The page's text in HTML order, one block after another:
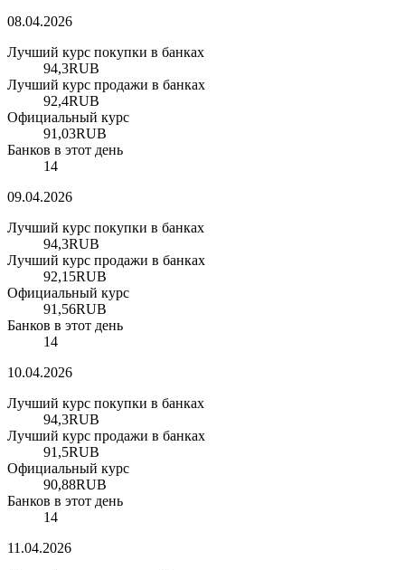
08.04.2026
Лучший курс покупки в банках
94,3RUB
Лучший курс продажи в банках
92,4RUB
Официальный курс
91,03RUB
Банков в этот день
14
09.04.2026
Лучший курс покупки в банках
94,3RUB
Лучший курс продажи в банках
92,15RUB
Официальный курс
91,56RUB
Банков в этот день
14
10.04.2026
Лучший курс покупки в банках
94,3RUB
Лучший курс продажи в банках
91,5RUB
Официальный курс
90,88RUB
Банков в этот день
14
11.04.2026